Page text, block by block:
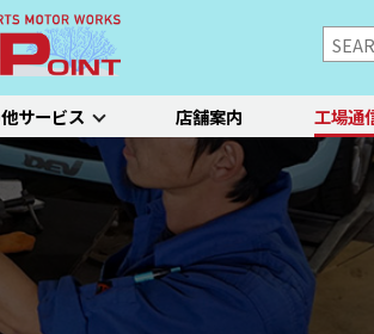
ホイールアライメント点検・調整
新車点検整備
ステージ2／ルーティーン
アルファロメオ フィアット／
サスペンション/シャーシ
インテリア
サービス
車両買い取り
店舗案内 工場通